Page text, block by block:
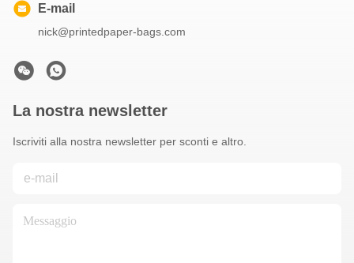
E-mail
nick@printedpaper-bags.com
La nostra newsletter
Iscriviti alla nostra newsletter per sconti e altro.